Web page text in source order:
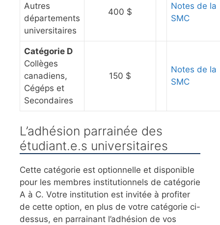
Autres
départements
universitaires
400 $
Notes de la
SMC
Catégorie D
Collèges
canadiens,
Cégéps et
Secondaires
150 $
Notes de la
SMC
L’adhésion parrainée des
étudiant.e.s universitaires
Cette catégorie est optionnelle et disponible
pour les membres institutionnels de catégorie
A à C. Votre institution est invitée à profiter
de cette option, en plus de votre catégorie ci-
dessus, en parrainant l’adhésion de vos